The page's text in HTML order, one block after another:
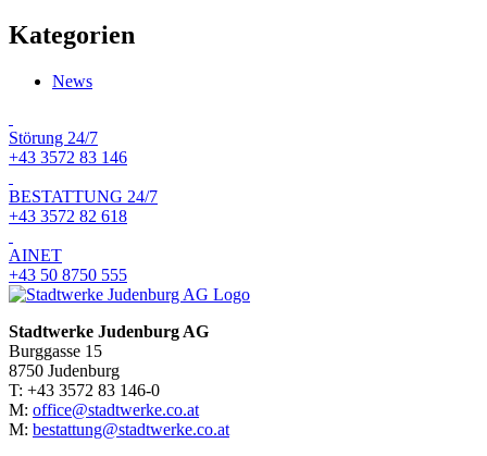
Kategorien
News
Störung 24/7
+43 3572 83 146
BESTATTUNG 24/7
+43 3572 82 618
AINET
+43 50 8750 555
Stadtwerke Judenburg AG
Burggasse 15
8750 Judenburg
T: +43 3572 83 146-0
M: office@stadtwerke.co.at
M: bestattung@stadtwerke.co.at